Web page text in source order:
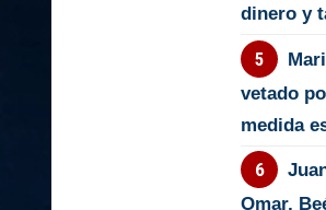
dinero y
vetado
medida
Omar,